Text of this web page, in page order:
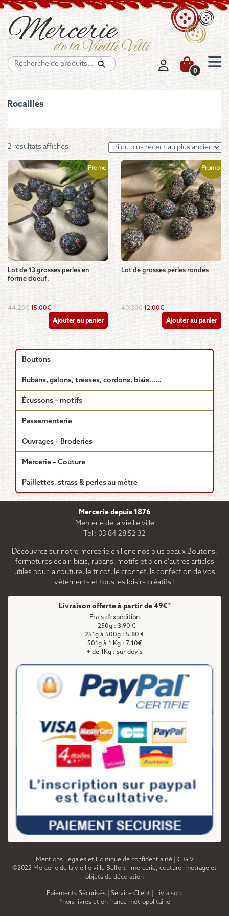
Recherche
0
Rocailles
2 résultats affichés Trié
du
plus
récent
au
plus
ancien
Promo !
Lot de 13 grosses perles en
forme d’oeuf.
44.20€ Le
prix
initial
était :
44.20€.
15.00€Le
prix
actuel
est :
15.00€.
Ajouter au panier
Promo !
Lot de grosses perles rondes
40.30€ Le
prix
initial
était :
40.30€.
12.00€Le
prix
actuel
est :
12.00€.
Ajouter au panier
Boutons
Rubans, galons, tresses, cordons, biais……
Écussons – motifs
Passementerie
Ouvrages – Broderies
Mercerie – Couture
Paillettes, strass & perles au mètre
Mercerie depuis 1876
Mercerie de la vieille ville
Tel : 03 84 28 52 32
Découvrez sur notre mercerie en ligne nos plus beaux Boutons,
fermetures éclair, biais, rubans, motifs et bien d'autres articles
utiles pour la couture, le tricot, le crochet, la confection de vos
vêtements et tous les loisirs créatifs !
Livraison offerte à partir de 49€*
Frais d'expédition
- 250g : 3,90 €
251g à 500g : 5,80 €
501g à 1 Kg : 7.10€
+ de 1Kg : sur devis
Mentions Légales et Politique de confidentialité| C.G.V
©2022 Mercerie de la vieille ville Belfort - mercerie, couture, metrage et
objets de décoration
Paiements Sécurisés| Service Client | Livraison.
*hors livres et en france métropolitaine